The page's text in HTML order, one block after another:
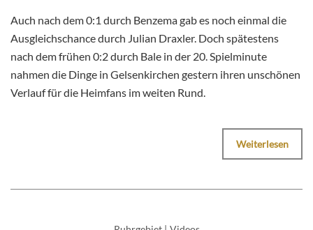
Auch nach dem 0:1 durch Benzema gab es noch einmal die
Ausgleichschance durch Julian Draxler. Doch spätestens
nach dem frühen 0:2 durch Bale in der 20. Spielminute
nahmen die Dinge in Gelsenkirchen gestern ihren unschönen
Verlauf für die Heimfans im weiten Rund.
Weiterlesen